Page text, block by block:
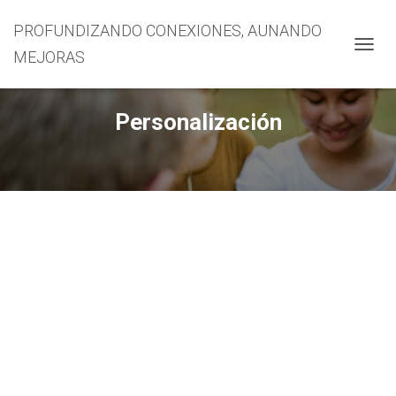
PROFUNDIZANDO CONEXIONES, AUNANDO
MEJORAS
Personalización